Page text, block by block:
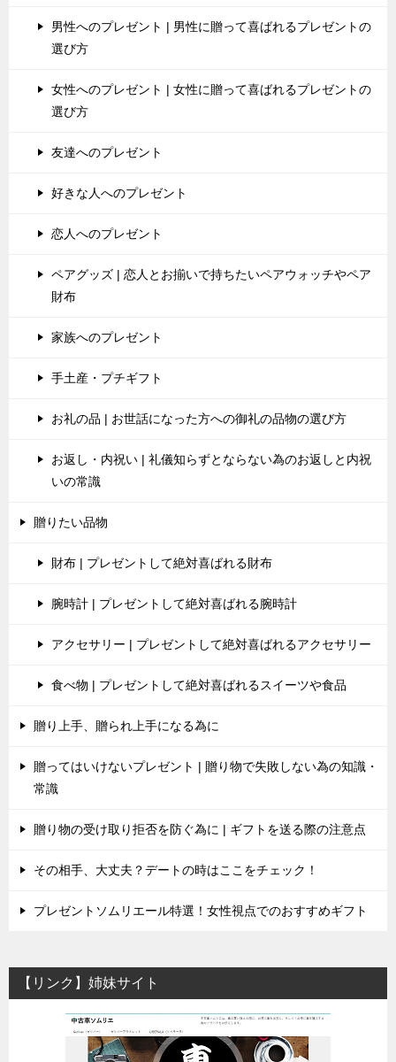
男性へのプレゼント | 男性に贈って喜ばれるプレゼントの
選び方
女性へのプレゼント | 女性に贈って喜ばれるプレゼントの
選び方
友達へのプレゼント
好きな人へのプレゼント
恋人へのプレゼント
ペアグッズ | 恋人とお揃いで持ちたいペアウォッチやペア
財布
家族へのプレゼント
手土産・プチギフト
お礼の品 | お世話になった方への御礼の品物の選び方
お返し・内祝い | 礼儀知らずとならない為のお返しと内祝
いの常識
贈りたい品物
財布 | プレゼントして絶対喜ばれる財布
腕時計 | プレゼントして絶対喜ばれる腕時計
アクセサリー | プレゼントして絶対喜ばれるアクセサリー
食べ物 | プレゼントして絶対喜ばれるスイーツや食品
贈り上手、贈られ上手になる為に
贈ってはいけないプレゼント | 贈り物で失敗しない為の知識・
常識
贈り物の受け取り拒否を防ぐ為に | ギフトを送る際の注意点
その相手、大丈夫？デートの時はここをチェック！
プレゼントソムリエール特選！女性視点でのおすすめギフト
【リンク】姉妹サイト